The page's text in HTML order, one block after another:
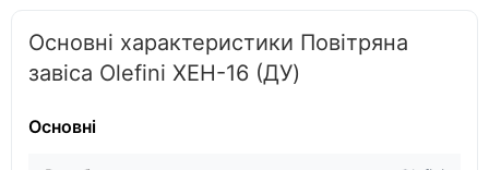
Основні характеристики Повітряна
завіса Olefini XEH-16 (ДУ)
Основні